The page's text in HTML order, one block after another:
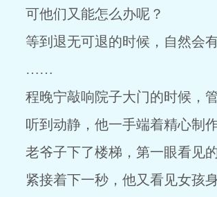
可他们又能怎么办呢？
等到退无可退的时候，自然会有
……
程晚宁敲响院子大门的时候，管
听到动静，他一手端着精心制作
老爷子下了楼梯，第一眼看见的
紧接着下一秒，他又看见女孩